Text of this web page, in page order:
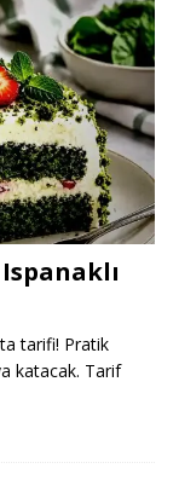
tarifi! Pratik
katacak. Tarif